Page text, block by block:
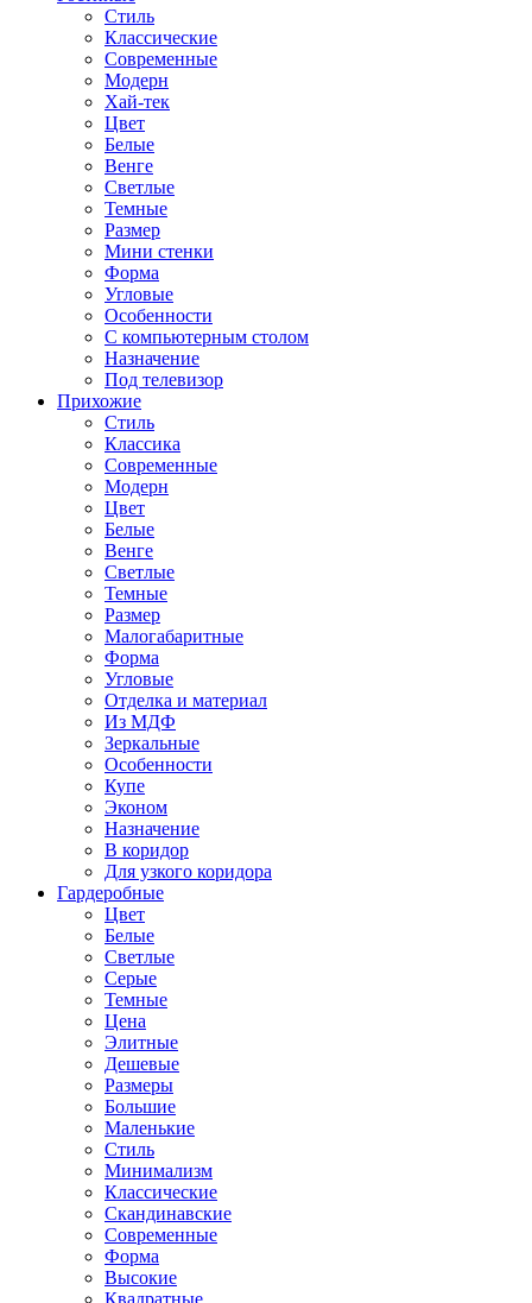
Стиль
Классические
Современные
Модерн
Хай-тек
Цвет
Белые
Венге
Светлые
Темные
Размер
Мини стенки
Форма
Угловые
Особенности
С компьютерным столом
Назначение
Под телевизор
Прихожие
Стиль
Классика
Современные
Модерн
Цвет
Белые
Венге
Светлые
Темные
Размер
Малогабаритные
Форма
Угловые
Отделка и материал
Из МДФ
Зеркальные
Особенности
Купе
Эконом
Назначение
В коридор
Для узкого коридора
Гардеробные
Цвет
Белые
Светлые
Серые
Темные
Цена
Элитные
Дешевые
Размеры
Большие
Маленькие
Стиль
Минимализм
Классические
Скандинавские
Современные
Форма
Высокие
Квадратные